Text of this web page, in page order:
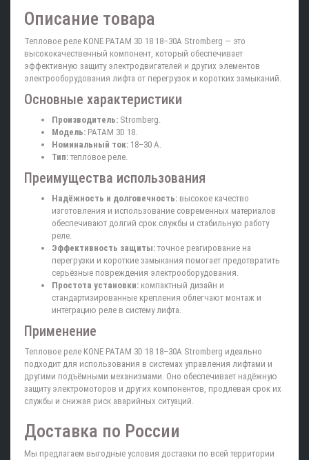
Описание товара
Тепловое реле KONE PATAM 3D 18 18–30A Stromberg — это
высококачественный компонент, который обеспечивает
эффективную защиту электродвигателей и других элементов
электрооборудования лифта от перегрузок и коротких замыканий.
Основные характеристики
Производитель: Stromberg.
Модель: PATAM 3D 18.
Номинальный ток: 18–30 А.
Тип: тепловое реле.
Преимущества использования
Надёжность и долговечность: высокое качество
изготовления и использование современных материалов
обеспечивают долгий срок службы и стабильную работу
реле.
Эффективность защиты: точное реагирование на
перегрузки и короткие замыкания помогает предотвратить
серьёзные повреждения электрооборудования.
Простота установки: компактный дизайн и
стандартизированные крепления облегчают монтаж и
интеграцию реле в систему лифта.
Применение
Тепловое реле KONE PATAM 3D 18 18–30A Stromberg идеально
подходит для использования в системах управления лифтами и
другими подъёмными механизмами. Оно обеспечивает надёжную
защиту электромоторов и других компонентов, продлевая срок их
службы и снижая риск аварийных ситуаций.
Доставка по России
Мы предлагаем выгодные условия доставки по всей территории